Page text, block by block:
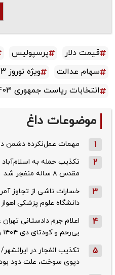
قیمت دلار پرسپولیس
سهام عدالت
ویژه نوروز 1403
انتخابات ریاست جمهوری 1403
موضوعات داغ
1 مهمات عمل‌نکرده دشمن
2
تکذیب حمله به
مقدس ۸ ساله منفجر شد
3
خسارات ناشی از تجاوز
دانشگاه علوم پزشکی
4
اعلام جرم دادستانی
بی‌رحم و کودتای دی‌ ۱۴۰۴ و جنگ رمضان
5
تکذیب ‌انفجار در
دپوی سوخت، علت دود